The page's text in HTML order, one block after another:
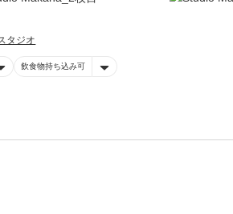
タジオ
飲食物持ち込み可